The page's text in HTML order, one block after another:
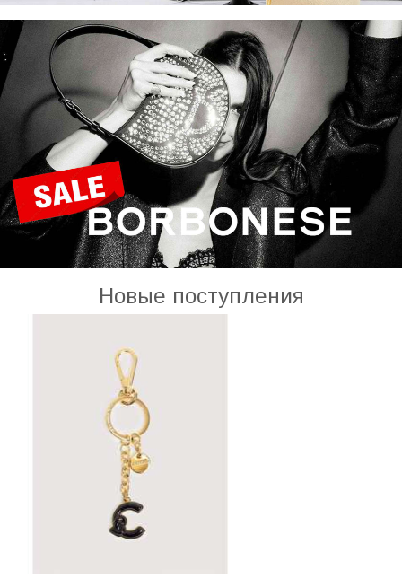
Новые поступления